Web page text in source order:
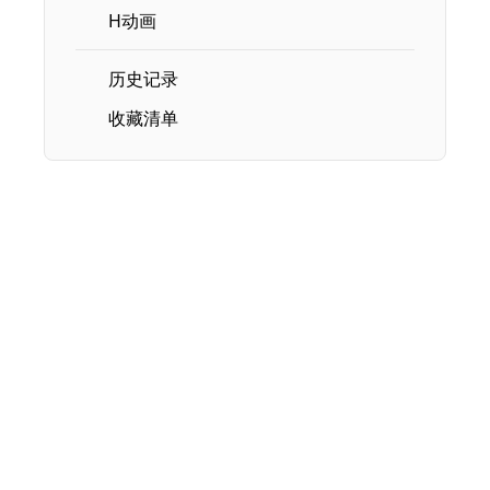
H动画
历史记录
收藏清单